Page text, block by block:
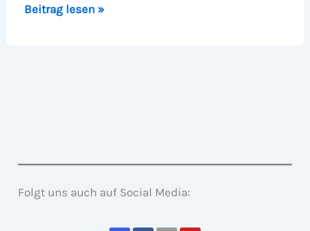
Sommer,
das
2025
Beitrag lesen »
Folgt uns auch auf Social Media: